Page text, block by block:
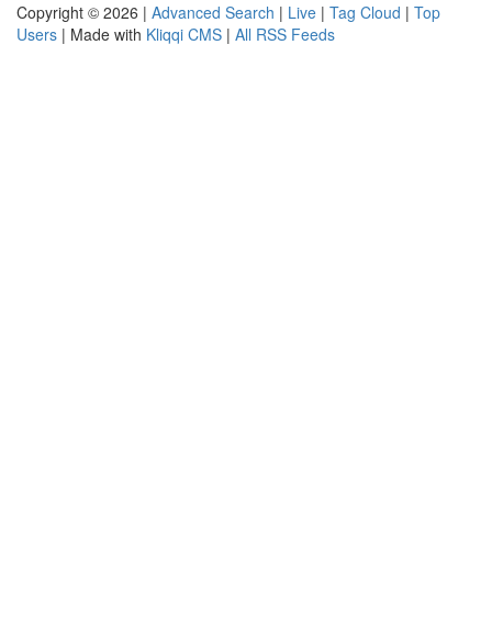
Copyright © 2026 | Advanced Search | Live | Tag Cloud | Top
Users | Made with Kliqqi CMS | All RSS Feeds